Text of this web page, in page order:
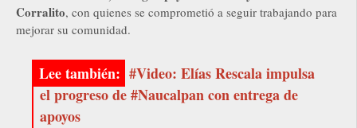
Corralito, con quienes se comprometió a seguir trabajando para
mejorar su comunidad.
#Video: Elías Rescala impulsa
el progreso de #Naucalpan con entrega de
apoyos